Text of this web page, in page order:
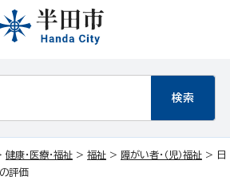
健康・医療・福祉 > 福祉 > 障がい者・（児）福祉 > 日
評価